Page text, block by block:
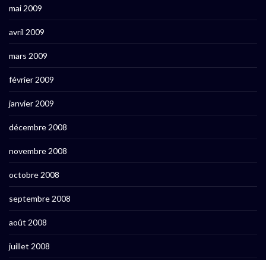
mai 2009
avril 2009
mars 2009
février 2009
janvier 2009
décembre 2008
novembre 2008
octobre 2008
septembre 2008
août 2008
juillet 2008